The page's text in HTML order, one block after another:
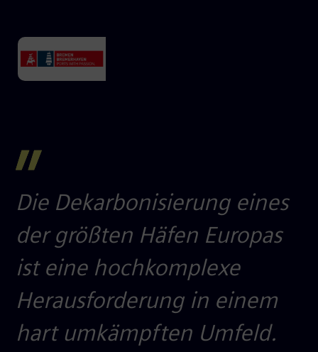
Die Dekarbonisierung eines
der größten Häfen Europas
ist eine hochkomplexe
Herausforderung in einem
hart umkämpften Umfeld.